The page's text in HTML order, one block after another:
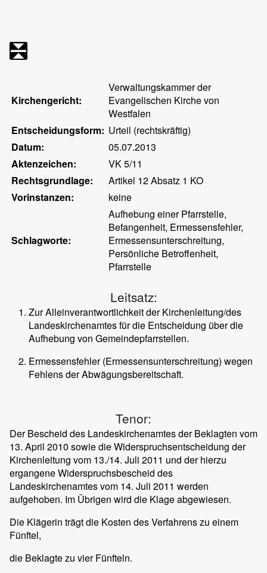
Kirchengericht:
Verwaltungskammer der
Evangelischen Kirche von
Westfalen
Entscheidungsform: Urteil (rechtskräftig)
Datum:
05.07.2013
Aktenzeichen:
VK 5/11
Rechtsgrundlage:
Artikel 12 Absatz 1 KO
Vorinstanzen:
keine
Schlagworte:
Aufhebung einer Pfarrstelle,
Befangenheit, Ermessensfehler,
Ermessensunterschreitung,
Persönliche Betroffenheit,
Pfarrstelle
Leitsatz:
Zur Alleinverantwortlichkeit der Kirchenleitung/des
Landeskirchenamtes für die Entscheidung über die
Aufhebung von Gemeindepfarrstellen.
Ermessensfehler (Ermessensunterschreitung) wegen
Fehlens der Abwägungsbereitschaft.
Tenor:
Der Bescheid des Landeskirchenamtes der Beklagten vom
13. April 2010 sowie die Widerspruchsentscheidung der
Kirchenleitung vom 13./14. Juli 2011 und der hierzu
ergangene Widerspruchsbescheid des
Landeskirchenamtes vom 14. Juli 2011 werden
aufgehoben. Im Übrigen wird die Klage abgewiesen.
Die Klägerin trägt die Kosten des Verfahrens zu einem
Fünftel,
die Beklagte zu vier Fünfteln.